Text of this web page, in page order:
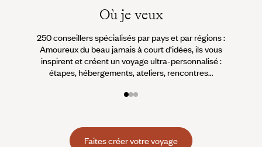
Où je veux
250 conseillers spécialisés par pays et par régions :
Amoureux du beau jamais à court d’idées, ils vous
inspirent et créent un voyage ultra-personnalisé :
étapes, hébergements, ateliers, rencontres…
Faites créer votre voyage